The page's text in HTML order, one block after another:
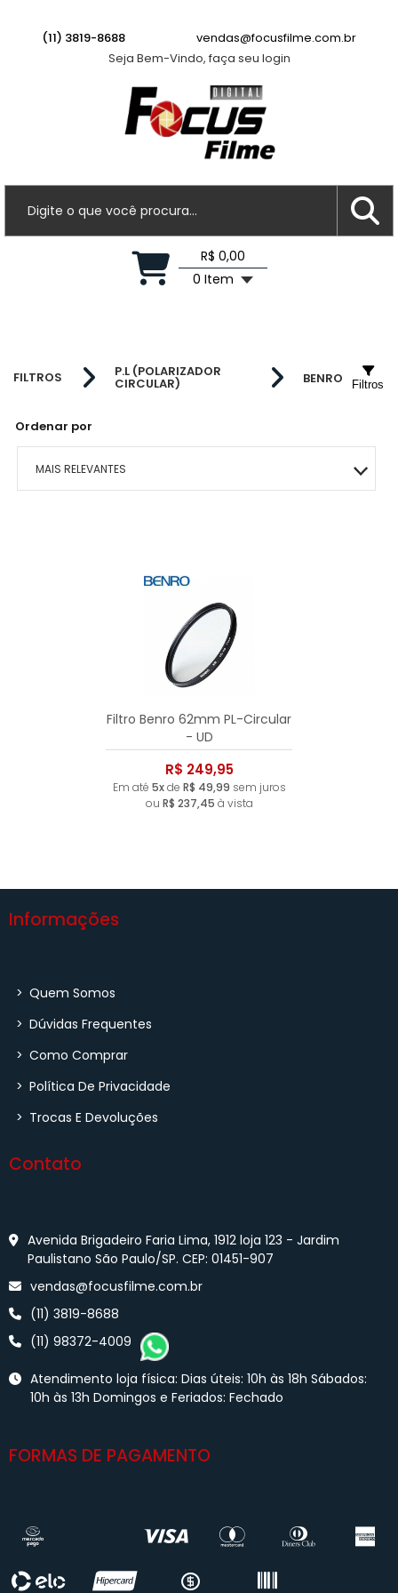
(11) 3819-8688
vendas@focusfilme.com.br
Seja Bem-Vindo, faça seu login
R$ 0,00
0 Item
FILTROS P.L (POLARIZADOR
CIRCULAR) BENRO
Ordenar por
MAIS RELEVANTES
Filtros
Filtro Benro 62mm PL-Circular
- UD
R$ 249,95
Em até 5xde R$ 49,99 sem juros
ou R$ 237,45 à vista
Informações
> Quem Somos
> Dúvidas Frequentes
> Como Comprar
> Política De Privacidade
> Trocas E Devoluções
Contato
Avenida Brigadeiro Faria Lima, 1912 loja 123 - Jardim
Paulistano São Paulo/SP. CEP: 01451-907
vendas@focusfilme.com.br
(11) 3819-8688
(11) 98372-4009
Atendimento loja física: Dias úteis: 10h às 18h Sábados:
10h às 13h Domingos e Feriados: Fechado
FORMAS DE PAGAMENTO